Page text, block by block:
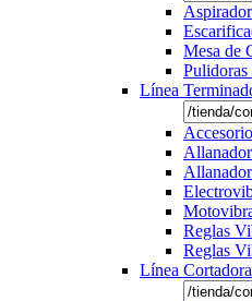
Mesa de
Pulidoras
Línea
Reglas
Reglas
Línea